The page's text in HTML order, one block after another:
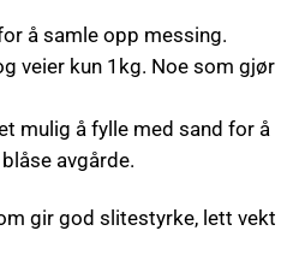
å samle opp messing.
veier kun 1kg. Noe som gjør
mulig å fylle med sand for å
avgårde.
gir god slitestyrke, lett vekt